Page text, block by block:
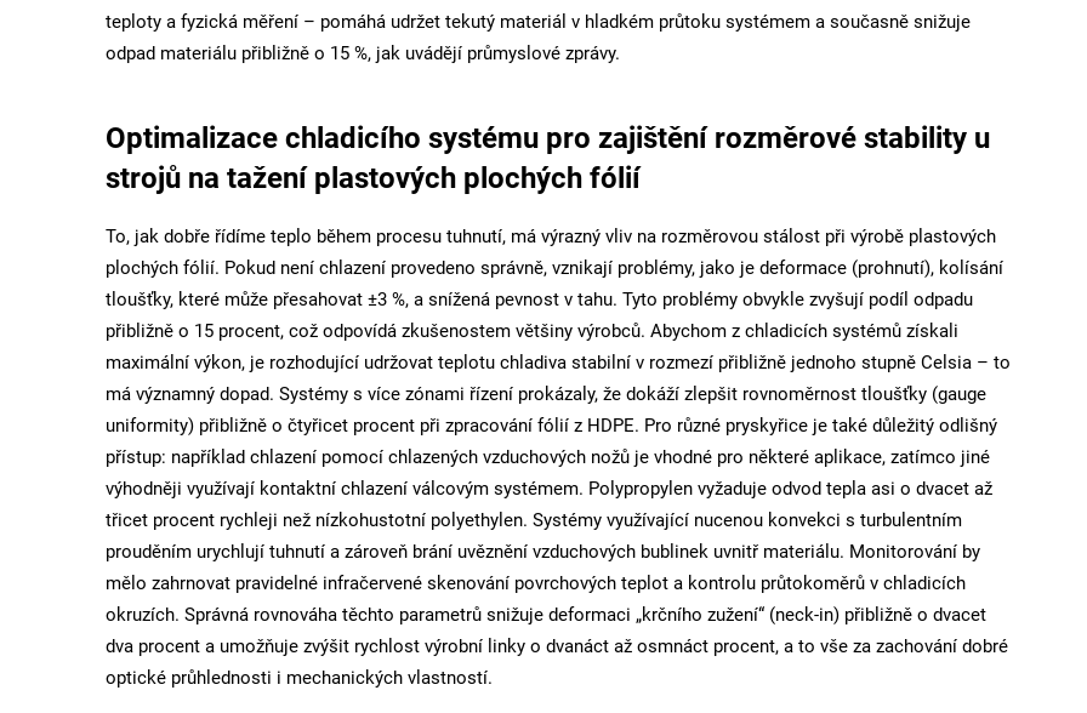
teploty a fyzická měření – pomáhá udržet tekutý materiál v hladkém průtoku systémem a současně snižuje
odpad materiálu přibližně o 15 %, jak uvádějí průmyslové zprávy.
Optimalizace chladicího systému pro zajištění rozměrové stability u
strojů na tažení plastových plochých fólií
To, jak dobře řídíme teplo během procesu tuhnutí, má výrazný vliv na rozměrovou stálost při výrobě plastových
plochých fólií. Pokud není chlazení provedeno správně, vznikají problémy, jako je deformace (prohnutí), kolísání
tloušťky, které může přesahovat ±3 %, a snížená pevnost v tahu. Tyto problémy obvykle zvyšují podíl odpadu
přibližně o 15 procent, což odpovídá zkušenostem většiny výrobců. Abychom z chladicích systémů získali
maximální výkon, je rozhodující udržovat teplotu chladiva stabilní v rozmezí přibližně jednoho stupně Celsia – to
má významný dopad. Systémy s více zónami řízení prokázaly, že dokáží zlepšit rovnoměrnost tloušťky (gauge
uniformity) přibližně o čtyřicet procent při zpracování fólií z HDPE. Pro různé pryskyřice je také důležitý odlišný
přístup: například chlazení pomocí chlazených vzduchových nožů je vhodné pro některé aplikace, zatímco jiné
výhodněji využívají kontaktní chlazení válcovým systémem. Polypropylen vyžaduje odvod tepla asi o dvacet až
třicet procent rychleji než nízkohustotní polyethylen. Systémy využívající nucenou konvekci s turbulentním
prouděním urychlují tuhnutí a zároveň brání uvěznění vzduchových bublinek uvnitř materiálu. Monitorování by
mělo zahrnovat pravidelné infračervené skenování povrchových teplot a kontrolu průtokoměrů v chladicích
okruzích. Správná rovnováha těchto parametrů snižuje deformaci „krčního zužení“ (neck-in) přibližně o dvacet
dva procent a umožňuje zvýšit rychlost výrobní linky o dvanáct až osmnáct procent, a to vše za zachování dobré
optické průhlednosti i mechanických vlastností.